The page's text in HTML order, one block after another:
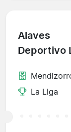
Alaves
Deportivo
La Liga